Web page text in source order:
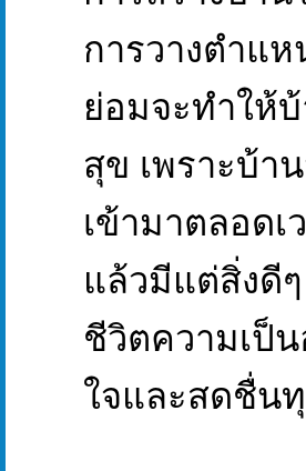
การวางตำแ
ย่อมจะทำให้
สุข เพราะบ้า
เข้ามาตลอด
แล้วมีแต่สิ่งดี
ชีวิตความเป็
ใจและสดชื่น